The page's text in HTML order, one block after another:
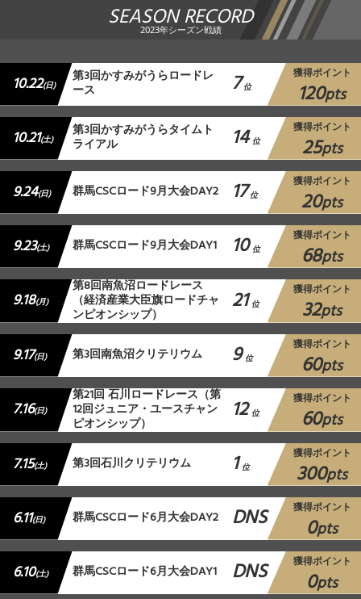
SEASON RECORD
2023年シーズン戦績
10.22(日) 第3回かすみがうらロードレ
ース 7 位
獲得ポイント
120pts
10.21(土) 第3回かすみがうらタイムト
ライアル 14 位
獲得ポイント
25pts
9.24(日) 群馬CSCロード9月大会DAY2 17 位
獲得ポイント
20pts
9.23(土) 群馬CSCロード9月大会DAY1 10 位
獲得ポイント
68pts
9.18(月)
第8回南魚沼ロードレース
（経済産業大臣旗ロードチャ
ンピオンシップ） 21 位
獲得ポイント
32pts
9.17(日) 第3回南魚沼クリテリウム 9 位
獲得ポイント
60pts
7.16(日)
第21回 石川ロードレース（第
12回ジュニア・ユースチャン
ピオンシップ） 12 位
獲得ポイント
60pts
7.15(土) 第3回石川クリテリウム 1 位
獲得ポイント
300pts
6.11(日) 群馬CSCロード6月大会DAY2 DNS 獲得ポイント
0pts
6.10(土) 群馬CSCロード6月大会DAY1 DNS 獲得ポイント
0pts